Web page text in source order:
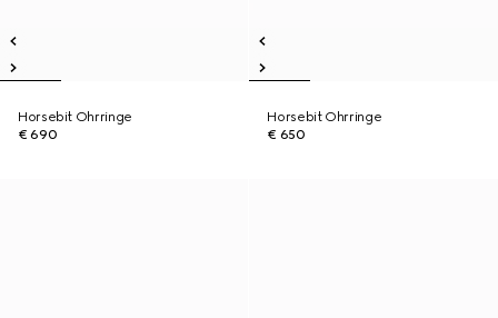
Horsebit Ohrringe
€ 690
Horsebit Ohrringe
€ 650